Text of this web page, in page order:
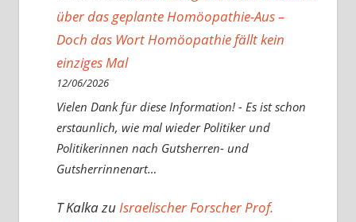
über das geplante Homöopathie-Aus –
Doch das Wort Homöopathie fällt kein
einziges Mal
12/06/2026
Vielen Dank für diese Information! - Es ist schon
erstaunlich, wie mal wieder Politiker und
Politikerinnen nach Gutsherren- und
Gutsherrinnenart…
T Kalkazu Israelischer Forscher Prof.